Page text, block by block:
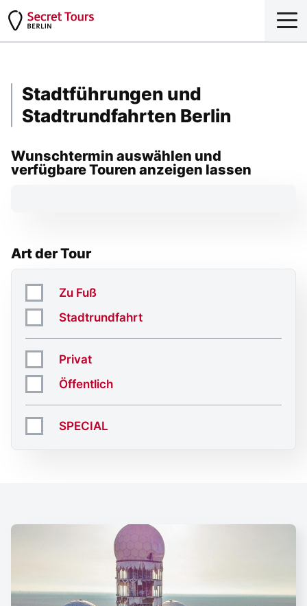
Stadtführungen und
Stadtrundfahrten Berlin
Wunschtermin auswählen und
verfügbare Touren anzeigen lassen
Art der Tour
Zu Fuß
Stadtrundfahrt
Privat
Öffentlich
SPECIAL